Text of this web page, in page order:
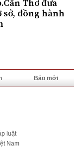
Thơ đưa
sở, đồng hành
Báo mới
luật
Nam